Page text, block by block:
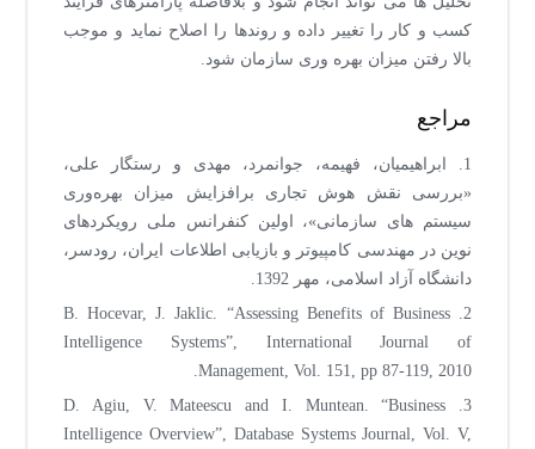
کسب و کار را تغییر داده و روندها را اصلاح نماید و موجب
بالا رفتن میزان بهره وری سازمان شود.
مراجع
1. ابراهیمیان، فهیمه، جوانمرد، مهدی و رستگار علی،
«بررسی نقش هوش تجاری برافزایش میزان بهره‌وری
سیستم های سازمانی»، اولین کنفرانس ملی رویکردهای
نوین در مهندسی کامپیوتر و بازیابی اطلاعات ایران، رودسر،
دانشگاه آزاد اسلامی، مهر 1392.
2. B. Hocevar, J. Jaklic. “Assessing Benefits of Business
Intelligence Systems”, International Journal of
Management, Vol. 151, pp 87-119, 2010.
3. D. Agiu, V. Mateescu and I. Muntean. “Business
Intelligence Overview”, Database Systems Journal, Vol. V,